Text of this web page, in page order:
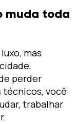
muda toda
mas
perder
você
trabalhar